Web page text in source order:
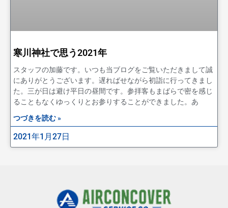
寒川神社で思う2021年
スタッフの加藤です。いつも当ブログをご覧いただきまして誠
にありがとうございます。遅ればせながら初詣に行ってきまし
た。三が日は避け平日の昼間です。参拝客もまばらで密を感じ
ることもなくゆっくりとお参りすることができました。あ
つづきを読む »
2021年1月27日